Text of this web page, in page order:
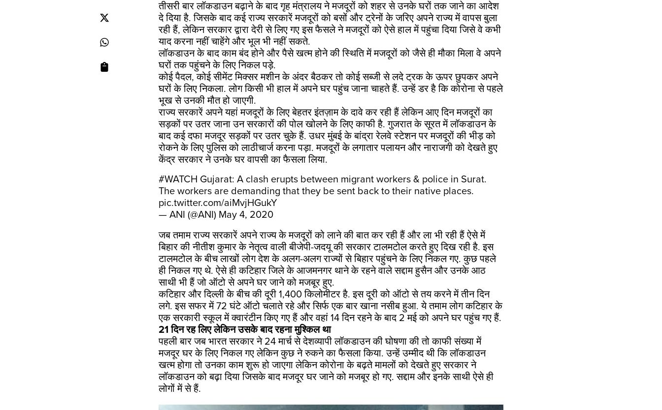
तीसरी बार लॉकडाउन बढ़ाने के बाद गृह मंत्रालय ने मजदूरों को शहर से उनके घरों तक जाने का आदेश
दे दिया है. जिसके बाद कई राज्य सरकारें मजदूरों को बसों और ट्रेनों के जरिए अपने राज्य में वापस बुला
रही हैं, लेकिन सरकार द्वारा देरी से लिए गए इस फैसले ने मजदूरों को ऐसे हाल में पहुंचा दिया जिसे वे कभी
याद करना नहीं चाहेंगे और भूल भी नहीं सकते.
लॉकडाउन के बाद काम बंद होने और पैसे खत्म होने की स्थिति में मजदूरों को जैसे ही मौका मिला वे अपने
घरों तक पहुंचने के लिए निकल पड़े.
कोई पैदल, कोई सीमेंट मिक्सर मशीन के अंदर बैठकर तो कोई सब्जी से लदे ट्रक के ऊपर छुपकर अपने
घरों के लिए निकला. लोग किसी भी हाल में अपने घर पहुंच जाना चाहते हैं. उन्हें डर है कि कोरोना से पहले
भूख से उनकी मौत हो जाएगी.
राज्य सरकारें अपने यहां मजदूरों के लिए बेहतर इंतज़ाम के दावे कर रही हैं लेकिन आए दिन मजदूरों का
सड़कों पर उतर जाना उन सरकारों की पोल खोलने के लिए काफी है. गुजरात के सूरत में लॉकडाउन के
बाद कई दफा मजदूर सड़कों पर उतर चुके हैं. उधर मुंबई के बांद्रा रेलवे स्टेशन पर मजदूरों की भीड़ को
रोकने के लिए पुलिस को लाठीचार्ज करना पड़ा. मजदूरों के लगातार पलायन और नाराजगी को देखते हुए
केंद्र सरकार ने उनके घर वापसी का फैसला लिया.
#WATCH Gujarat: A clash erupts between migrant workers & police in Surat.
The workers are demanding that they be sent back to their native places.
pic.twitter.com/aiMvjHGukY
— ANI (@ANI) May 4, 2020
जब तमाम राज्य सरकारें अपने राज्य के मजदूरों को लाने की बात कर रही हैं और ला भी रही हैं ऐसे में
बिहार की नीतीश कुमार के नेतृत्व वाली बीजेपी-जदयू की सरकार टालमटोल करते हुए दिख रही है. इस
टालमटोल के बीच लाखों लोग देश के अलग-अलग राज्यों से बिहार पहुंचने के लिए निकल गए. कुछ पहले
ही निकल गए थे. ऐसे ही कटिहार जिले के आजमनगर थाने के रहने वाले सद्दाम हुसैन और उनके आठ
साथी भी हैं जो ऑटो से अपने घर जाने को मजबूर हुए.
कटिहार और दिल्ली के बीच की दूरी 1,400 किलोमीटर है. इस दूरी को ऑटो से तय करने में तीन दिन
लगे. इस सफर में 72 घंटे ऑटो चलाते रहे और सिर्फ एक बार खाना नसीब हुआ. ये तमाम लोग कटिहार के
एक सरकारी स्कूल में क्वारंटीन किए गए हैं और वहां 14 दिन रहने के बाद 2 मई को अपने घर पहुंच गए हैं.
21 दिन रह लिए लेकिन उसके बाद रहना मुश्किल था
पहली बार जब भारत सरकार ने 24 मार्च से देशव्यापी लॉकडाउन की घोषणा की तो काफी संख्या में
मजदूर घर के लिए निकल गए लेकिन कुछ ने रुकने का फैसला किया. उन्हें उम्मीद थी कि लॉकडाउन
खत्म होगा तो उनका काम शुरू हो जाएगा लेकिन कोरोना के बढ़ते मामलों को देखते हुए सरकार ने
लॉकडाउन को बढ़ा दिया जिसके बाद मजदूर घर जाने को मजबूर हो गए. सद्दाम और इनके साथी ऐसे ही
लोगों में से हैं.